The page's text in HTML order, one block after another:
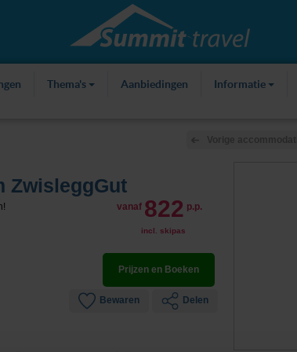
Thema's Aanbiedingen Informatie
ZwisleggGut
vanaf 822 p.p.
incl. skipas
Prijzen en Boeken
Bewaren Delen